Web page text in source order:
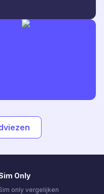
Only
only vergelijken